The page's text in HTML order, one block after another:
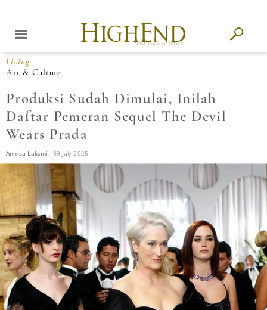
Living
Art & Culture
Produksi Sudah Dimulai, Inilah
Daftar Pemeran Sequel The Devil
Wears Prada
Annisa Laksmi, 09 July 2025